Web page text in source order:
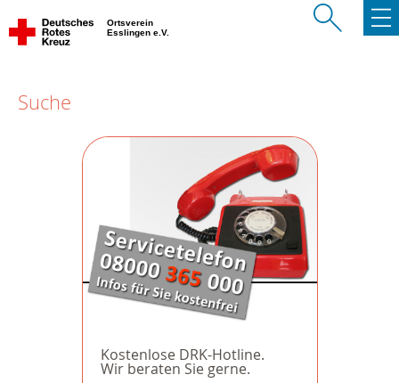
Ortsverein
Esslingen e.V.
Suche
Kostenlose DRK-Hotline.
Wir beraten Sie gerne.